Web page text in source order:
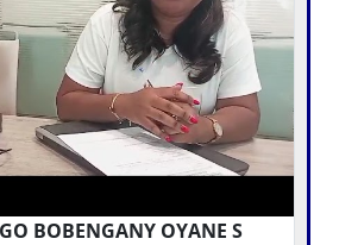
BOBENGANY OYANE S